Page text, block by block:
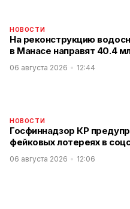
НОВОСТИ
На реконструкцию
в Манасе направят 40.4
06 августа 2026 12:44
НОВОСТИ
Госфиннадзор КР
фейковых лотереях в
06 августа 2026 12:06